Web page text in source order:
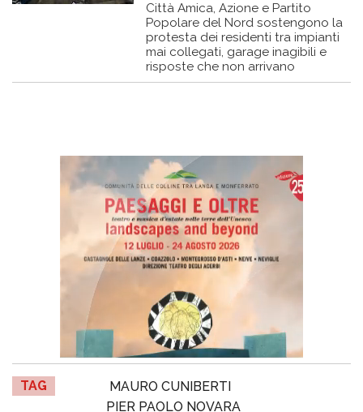
Città Amica, Azione e Partito
Popolare del Nord sostengono la
protesta dei residenti tra impianti
mai collegati, garage inagibili e
risposte che non arrivano
TAG
MAURO CUNIBERTI
PIER PAOLO NOVARA